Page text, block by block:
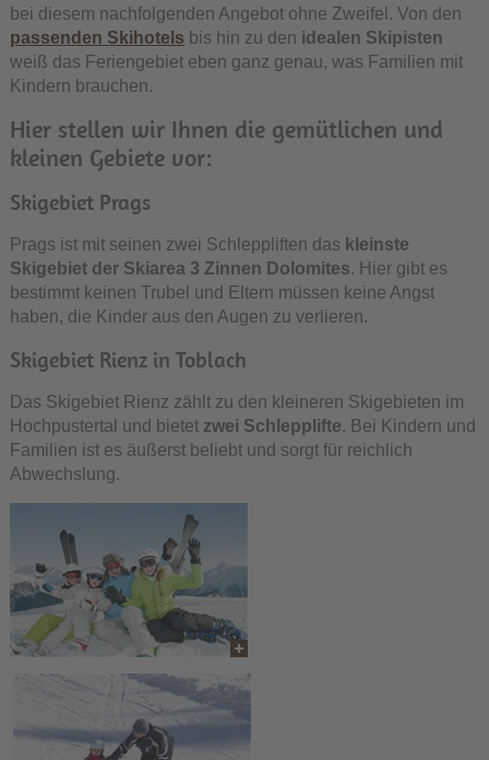
bei diesem nachfolgenden Angebot ohne Zweifel. Von den
passenden Skihotels bis hin zu den idealen Skipisten
weiß das Feriengebiet eben ganz genau, was Familien mit
Kindern brauchen.
Hier stellen wir Ihnen die gemütlichen und
kleinen Gebiete vor:
Skigebiet Prags
Prags ist mit seinen zwei Schleppliften das kleinste
Skigebiet der Skiarea 3 Zinnen Dolomites. Hier gibt es
bestimmt keinen Trubel und Eltern müssen keine Angst
haben, die Kinder aus den Augen zu verlieren.
Skigebiet Rienz in Toblach
Das Skigebiet Rienz zählt zu den kleineren Skigebieten im
Hochpustertal und bietet zwei Schlepplifte. Bei Kindern und
Familien ist es äußerst beliebt und sorgt für reichlich
Abwechslung.